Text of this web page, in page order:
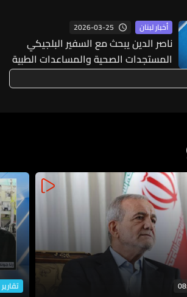
أخبار لبنان 2026-03-25
ناصر الدين يبحث مع السفير البلجيكي
المستجدات الصحية والمساعدات الطبية